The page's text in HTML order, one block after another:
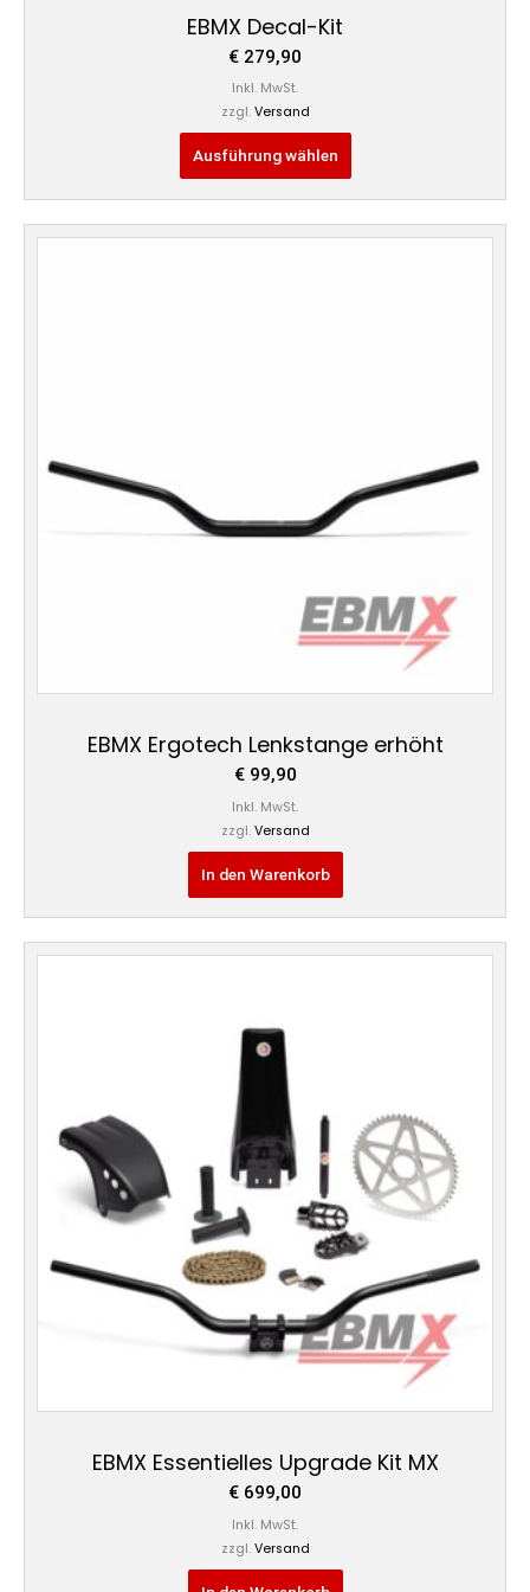
EBMX Decal-Kit
€ 279,90
Inkl. MwSt.
zzgl. Versand
Ausführung wählen
EBMX Ergotech Lenkstange erhöht
€99,90
Inkl. MwSt.
zzgl. Versand
In den Warenkorb
EBMX Essentielles Upgrade Kit MX
€ 699,00
Inkl. MwSt.
zzgl. Versand